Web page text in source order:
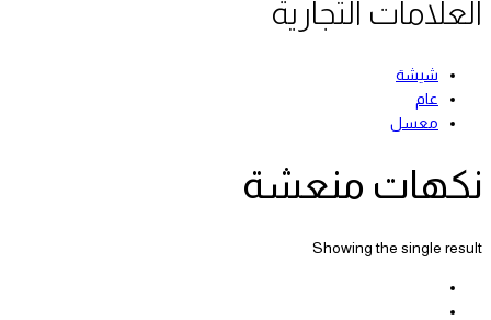
العلامات التجارية
شيشة
عام
معسل
نكهات منعشة
Showing the single result